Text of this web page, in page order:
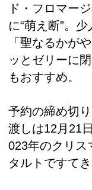
ド・フロマー
に“萌え断”。
「聖なるかが
ッとゼリーに
もおすすめ。
予約の締め切
渡しは12月21
023年のクリス
タルトですて